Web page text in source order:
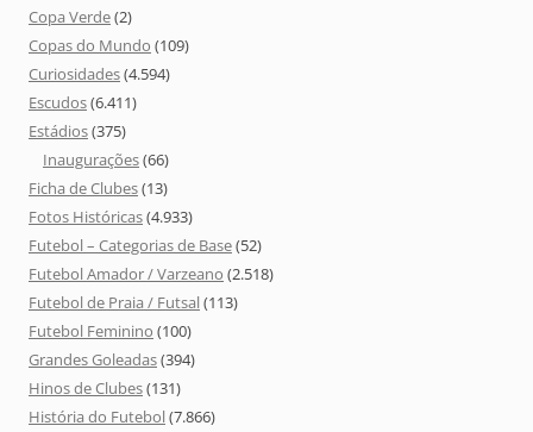
Copa Verde(2)
Copas do Mundo (109)
Curiosidades(4.594)
Escudos(6.411)
Estádios(375)
Inaugurações(66)
Ficha de Clubes(13)
Fotos Históricas(4.933)
Futebol – Categorias de Base(52)
Futebol Amador / Varzeano (2.518)
Futebol de Praia / Futsal(113)
Futebol Feminino (100)
Grandes Goleadas(394)
Hinos de Clubes(131)
História do Futebol(7.866)